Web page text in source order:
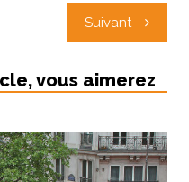
Suivant
vous aimerez